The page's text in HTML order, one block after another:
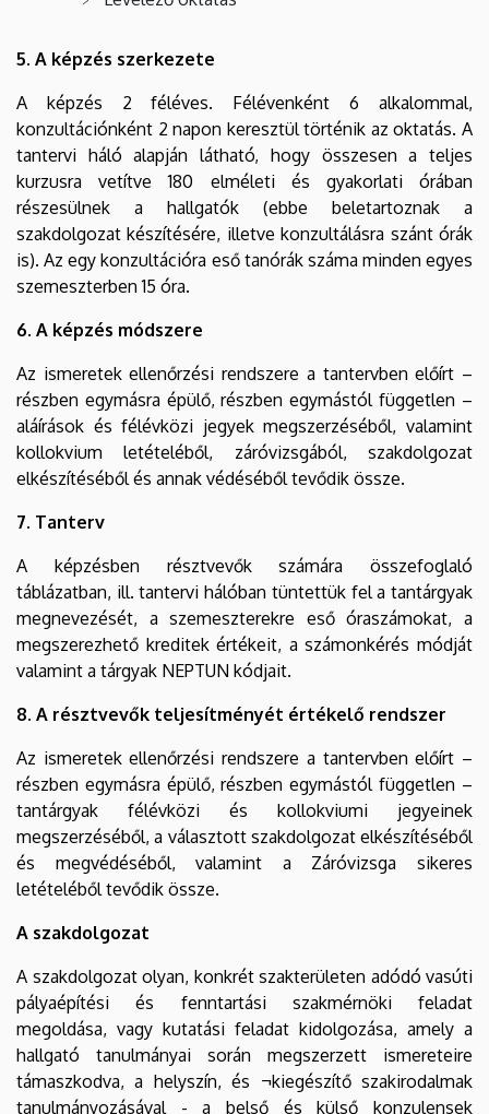
5. A képzés szerkezete
A képzés 2 féléves. Félévenként 6 alkalommal,
konzultációnként 2 napon keresztül történik az oktatás. A
tantervi háló alapján látható, hogy összesen a teljes
kurzusra vetítve 180 elméleti és gyakorlati órában
részesülnek a hallgatók (ebbe beletartoznak a
szakdolgozat készítésére, illetve konzultálásra szánt órák
is). Az egy konzultációra eső tanórák száma minden egyes
szemeszterben 15 óra.
6. A képzés módszere
Az ismeretek ellenőrzési rendszere a tantervben előírt –
részben egymásra épülő, részben egymástól független –
aláírások és félévközi jegyek megszerzéséből, valamint
kollokvium letételéből, záróvizsgából, szakdolgozat
elkészítéséből és annak védéséből tevődik össze.
7. Tanterv
A képzésben résztvevők számára összefoglaló
táblázatban, ill. tantervi hálóban tüntettük fel a tantárgyak
megnevezését, a szemeszterekre eső óraszámokat, a
megszerezhető kreditek értékeit, a számonkérés módját
valamint a tárgyak NEPTUN kódjait.
8. A résztvevők teljesítményét értékelő rendszer
Az ismeretek ellenőrzési rendszere a tantervben előírt –
részben egymásra épülő, részben egymástól független –
tantárgyak félévközi és kollokviumi jegyeinek
megszerzéséből, a választott szakdolgozat elkészítéséből
és megvédéséből, valamint a Záróvizsga sikeres
letételéből tevődik össze.
A szakdolgozat
A szakdolgozat olyan, konkrét szakterületen adódó vasúti
pályaépítési és fenntartási szakmérnöki feladat
megoldása, vagy kutatási feladat kidolgozása, amely a
hallgató tanulmányai során megszerzett ismereteire
támaszkodva, a helyszín, és ¬kiegészítő szakirodalmak
tanulmányozásával - a belső és külső konzulensek